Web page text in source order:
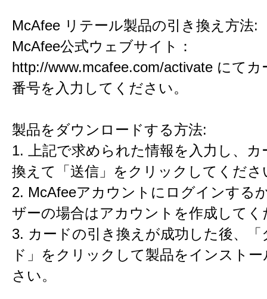
McAfee リテール製品の引き換え方法:
McAfee公式ウェブサイト：
http://www.mcafee.com/activate にてカ
番号を入力してください。
製品をダウンロードする方法:
1. 上記で求められた情報を入力し、カ
換えて「送信」をクリックしてくださ
2. McAfeeアカウントにログインする
ザーの場合はアカウントを作成してく
3. カードの引き換えが成功した後、「
ド」をクリックして製品をインスト
さい。